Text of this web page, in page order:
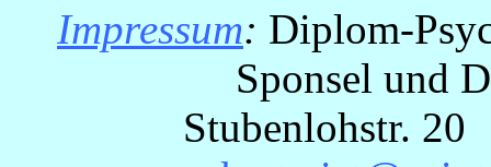
Impressum: Diplom-
Sponsel und
Stubenlohstr.